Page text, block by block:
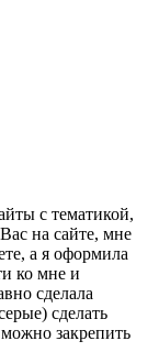
с тематикой,
на сайте, мне
а я оформила
ко мне и
сделала
сделать
закрепить